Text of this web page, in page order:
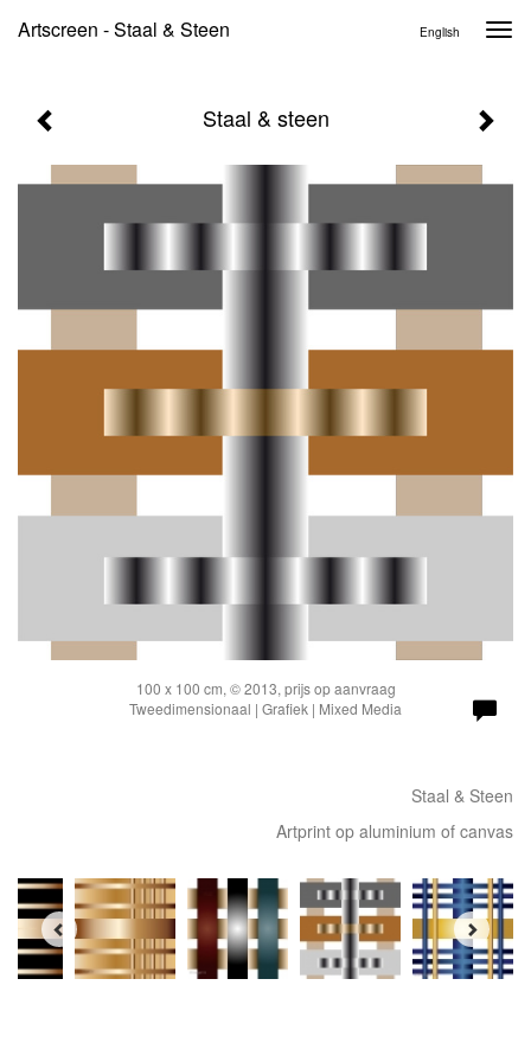
Artscreen - Staal & Steen English
Staal & steen
100 x 100 cm, © 2013, prijs op aanvraag
Tweedimensionaal | Grafiek | Mixed Media
Staal & Steen
Artprint op aluminium of canvas